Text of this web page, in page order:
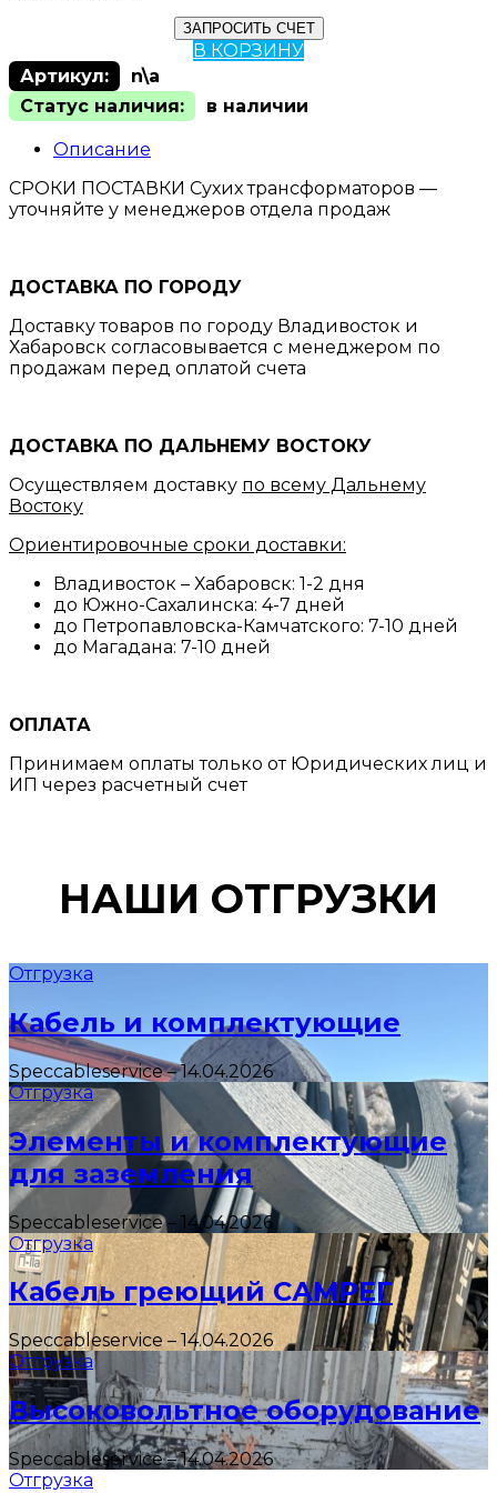
ЗАПРОСИТЬ СЧЕТ
В КОРЗИНУ
Артикул:
n\a
Статус наличия:
в наличии
Описание
СРОКИ ПОСТАВКИ Сухих трансформаторов —
уточняйте у менеджеров отдела продаж
ДОСТАВКА ПО ГОРОДУ
Доставку товаров по городу Владивосток и
Хабаровск согласовывается с менеджером по
продажам перед оплатой счета
ДОСТАВКА ПО ДАЛЬНЕМУ ВОСТОКУ
Осуществляем доставку по всему Дальнему
Востоку
Ориентировочные сроки доставки:
Владивосток – Хабаровск: 1-2 дня
до Южно-Сахалинска: 4-7 дней
до Петропавловска-Камчатского: 7-10 дней
до Магадана: 7-10 дней
ОПЛАТА
Принимаем оплаты только от Юридических лиц и
ИП через расчетный счет
НАШИ ОТГРУЗКИ
Отгрузка
Кабель и комплектующие
Speccableservice–14.04.2026
Отгрузка
Элементы и комплектующие
для заземления
Speccableservice– 14.04.2026
Отгрузка
Кабель греющий САМРЕГ
Speccableservice– 14.04.2026
Отгрузка
Высоковольтное оборудование
Speccableservice–14.04.2026
Отгрузка